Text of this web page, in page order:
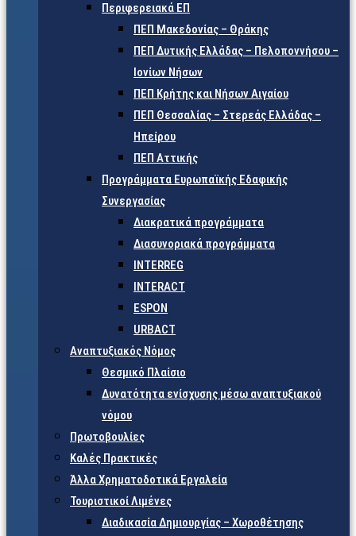
Περιφερειακά ΕΠ
ΠΕΠ Μακεδονίας – Θράκης
ΠΕΠ Δυτικής Ελλάδας – Πελοποννήσου –
Ιονίων Νήσων
ΠΕΠ Κρήτης και Νήσων Αιγαίου
ΠΕΠ Θεσσαλίας – Στερεάς Ελλάδας –
Ηπείρου
ΠΕΠ Αττικής
Προγράμματα Ευρωπαϊκής Εδαφικής
Συνεργασίας
Διακρατικά προγράμματα
Διασυνοριακά προγράμματα
INTERREG
INTERACT
ESPON
URBACT
Αναπτυξιακός Νόμος
Θεσμικό Πλαίσιο
Δυνατότητα ενίσχυσης μέσω αναπτυξιακού
νόμου
Πρωτοβουλίες
Καλές Πρακτικές
Άλλα Χρηματοδοτικά Εργαλεία
Τουριστικοί Λιμένες
Διαδικασία Δημιουργίας – Χωροθέτησης